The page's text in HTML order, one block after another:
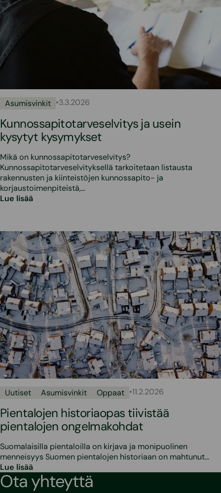
Asumisvinkit •3.3.2026
Kunnossapitotarveselvitys ja usein
kysytyt kysymykset
Mikä on kunnossapitotarveselvitys?
Kunnossapitotarveselvityksellä tarkoitetaan listausta
rakennusten ja kiinteistöjen kunnossapito- ja
korjaustoimenpiteistä,…
Lue lisää
Uutiset Asumisvinkit Oppaat •11.2.2026
Pientalojen historiaopas tiivistää
pientalojen ongelmakohdat
Suomalaisilla pientaloilla on kirjava ja monipuolinen
menneisyys Suomen pientalojen historiaan on mahtunut…
Lue lisää
Ota yhteyttä